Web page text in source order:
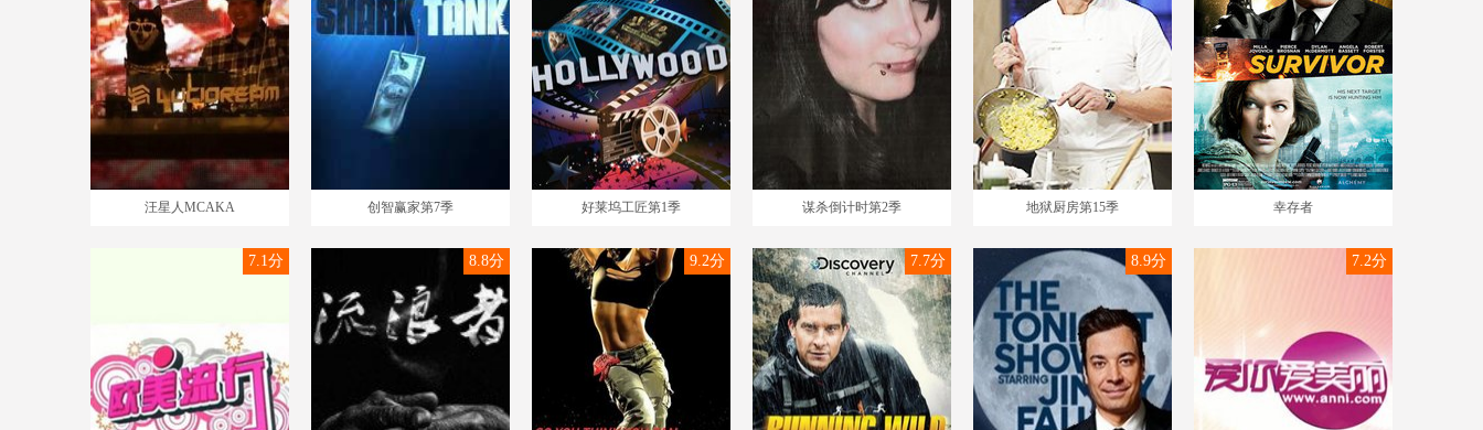
汪星人MCAKA 创智赢家第7季 好莱坞工匠第1季 谋杀倒计时第2季 地狱厨房第15季 幸存者
7.1分 8.8分 9.2分 7.7分 8.9分 7.2分